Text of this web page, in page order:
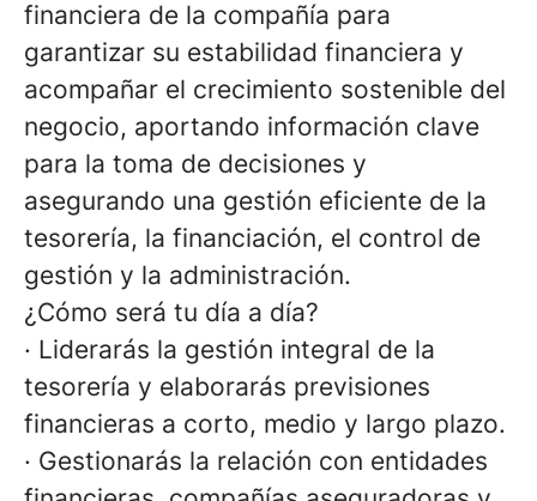
financiera de la compañía para
garantizar su estabilidad financiera y
acompañar el crecimiento sostenible del
negocio, aportando información clave
para la toma de decisiones y
asegurando una gestión eficiente de la
tesorería, la financiación, el control de
gestión y la administración.
¿Cómo será tu día a día?
· Liderarás la gestión integral de la
tesorería y elaborarás previsiones
financieras a corto, medio y largo plazo.
· Gestionarás la relación con entidades